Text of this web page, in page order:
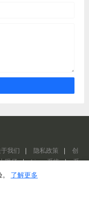
于我们 ｜ 隐私政策 ｜
创
眼仔 ｜ Linux 系统 ｜ 系
LMarena
系
了解更多